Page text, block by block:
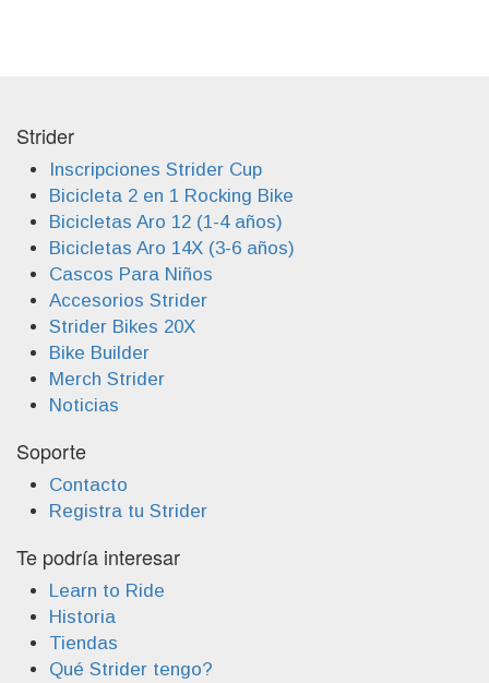
Strider
Inscripciones Strider Cup
Bicicleta 2 en 1 Rocking Bike
Bicicletas Aro 12 (1-4 años)
Bicicletas Aro 14X (3-6 años)
Cascos Para Niños
Accesorios Strider
Strider Bikes 20X
Bike Builder
Merch Strider
Noticias
Soporte
Contacto
Registra tu Strider
Te podría interesar
Learn to Ride
Historia
Tiendas
Qué Strider tengo?